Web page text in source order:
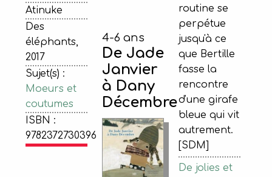
Atinuke
Des
éléphants,
2017
Sujet(s) :
Moeurs et
coutumes
ISBN :
9782372730396
routine se
perpétue
jusqu'à ce
que Bertille
fasse la
rencontre
d'une girafe
bleue qui vit
autrement.
[SDM]
De jolies et
4-6 ans
De Jade
Janvier
à Dany
Décembre